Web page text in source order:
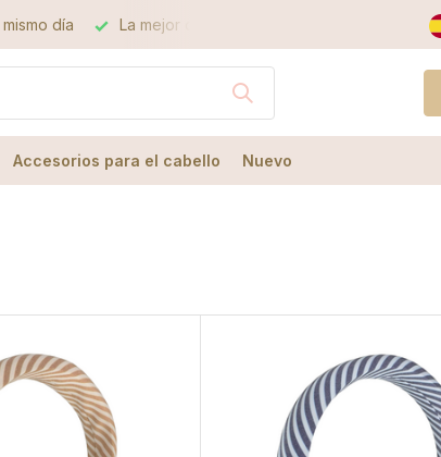
calidad el mejor servicio
Accesorios para el cabello Nuevo